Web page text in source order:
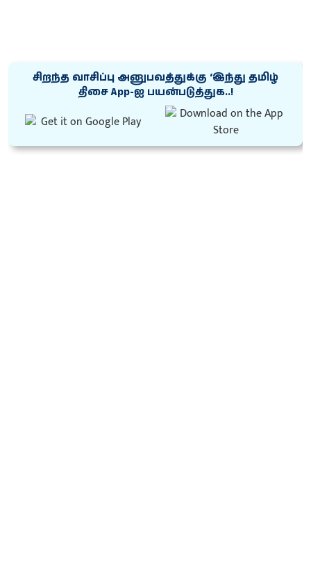
சிறந்த வாசிப்பு அனுபவத்துக்கு ‘இந்து தமிழ்
திசை App-ஐ பயன்படுத்துக..!